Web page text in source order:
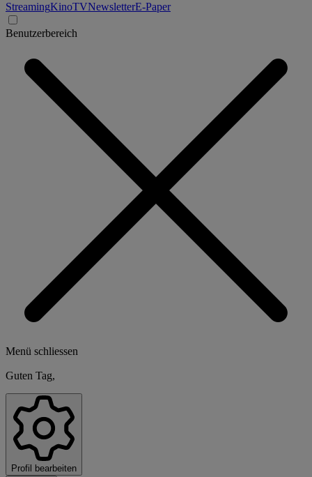
StreamingKinoTVNewsletterE-Paper
Benutzerbereich
Menü schliessen
Guten Tag,
Profil bearbeiten